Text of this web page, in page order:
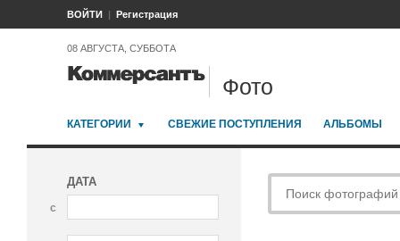
ВОЙТИ Регистрация
08 АВГУСТА, СУББОТА
Фото
КАТЕГОРИИ СВЕЖИЕ ПОСТУПЛЕНИЯ АЛЬБОМЫ
ДАТА
с